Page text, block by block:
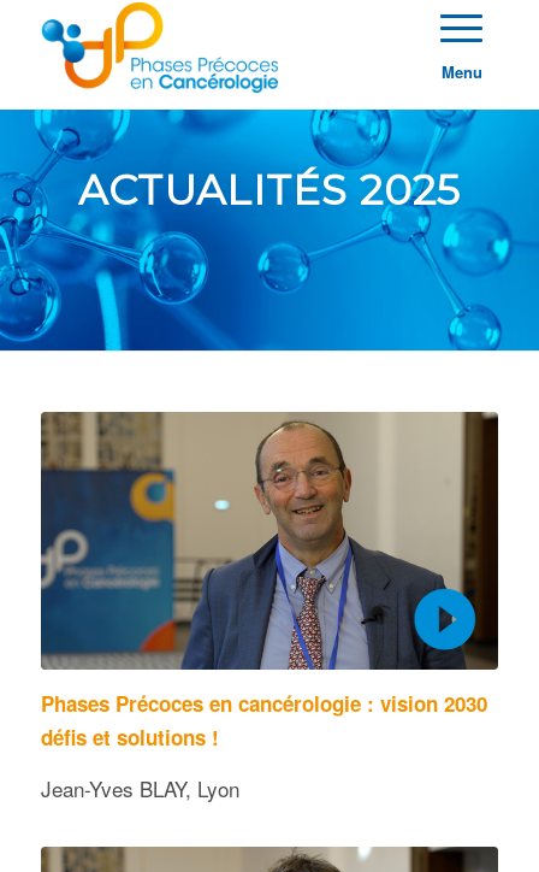
Menu
ACTUALITÉS 2025
Phases Précoces en cancérologie : vision 2030
défis et solutions !
Jean-Yves BLAY, Lyon